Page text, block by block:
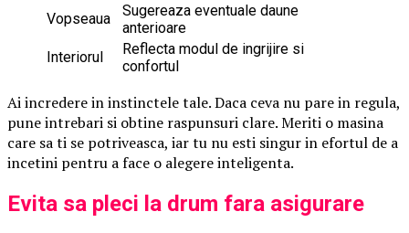
Vopseaua
Sugereaza eventuale daune
anterioare
Interiorul
Reflecta modul de ingrijire si
confortul
Ai incredere in instinctele tale. Daca ceva nu pare in regula,
pune intrebari si obtine raspunsuri clare. Meriti o masina
care sa ti se potriveasca, iar tu nu esti singur in efortul de a
incetini pentru a face o alegere inteligenta.
Evita sa pleci la drum fara asigurare